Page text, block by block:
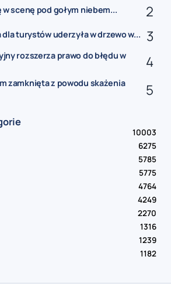
scenę pod gołym niebem...
turystów uderzyła w drzewo w...
rozszerza prawo do błędu w
zamknięta z powodu skażenia
10003
6275
5785
5775
4764
4249
2270
1316
1239
1182